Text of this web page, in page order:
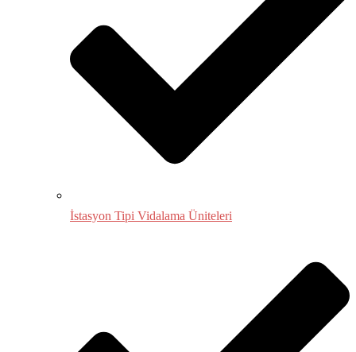
İstasyon Tipi Vidalama Üniteleri